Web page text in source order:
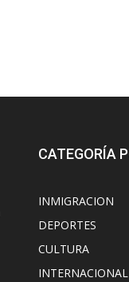
CATEGORÍA
INMIGRACION
DEPORTES
CULTURA
INTERNACIONAL